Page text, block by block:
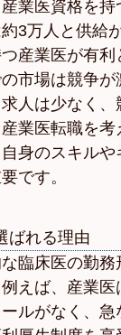
業医資格を
3万人と供給
産業医が有
市場は競争が
人は少なく
業医転職を
身のスキル
です。
ばれる理由
臨床医の勤
えば、産業
ルがなく、